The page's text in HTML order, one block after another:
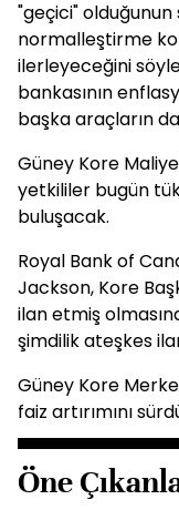
"geçici"
normalleştirme
ilerleyeceğini
bankasının
başka araçların
Güney Kore
yetkililer bugün
buluşacak.
Royal Bank of
Jackson, Kore
ilan etmiş
şimdilik ateşkes
Güney Kore
faiz artırımını
Öne